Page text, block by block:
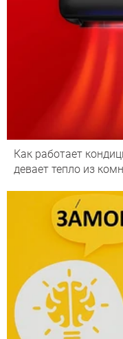
Как работает
девает тепло из